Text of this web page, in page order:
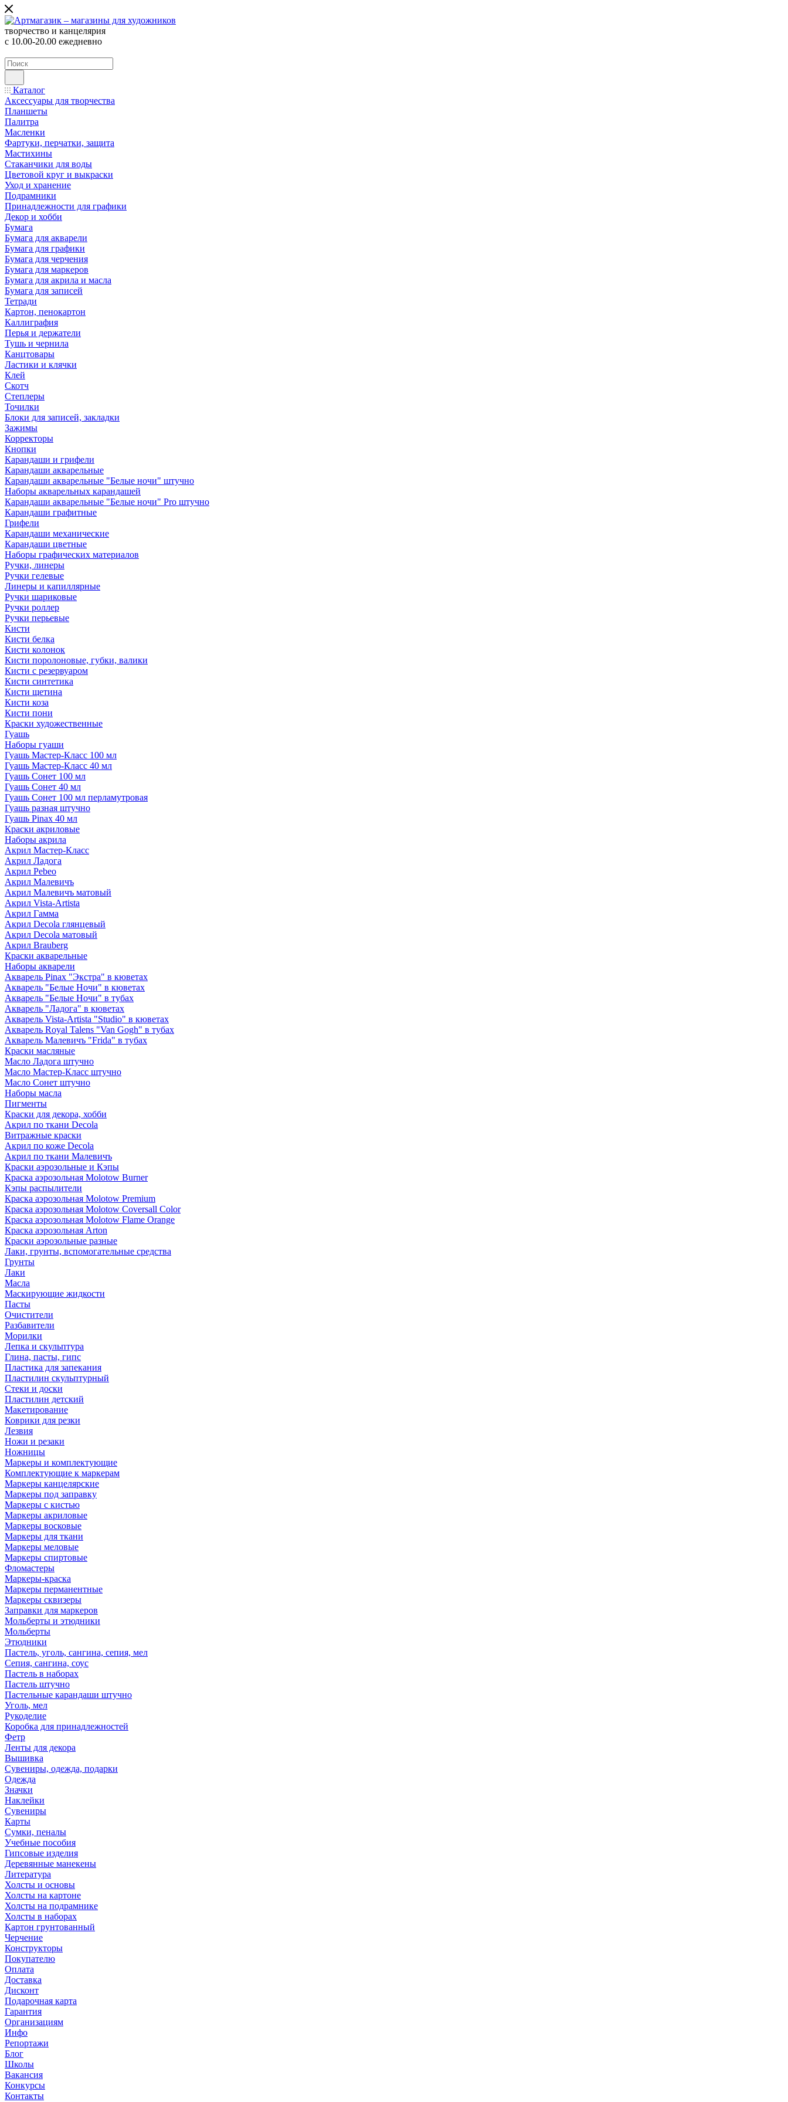
творчество и канцелярия
с 10.00-20.00 ежедневно
Каталог
Аксессуары для творчества
Планшеты
Палитра
Масленки
Фартуки, перчатки, защита
Мастихины
Стаканчики для воды
Цветовой круг и выкраски
Уход и хранение
Подрамники
Принадлежности для графики
Декор и хобби
Бумага
Бумага для акварели
Бумага для графики
Бумага для черчения
Бумага для маркеров
Бумага для акрила и масла
Бумага для записей
Тетради
Картон, пенокартон
Каллиграфия
Перья и держатели
Тушь и чернила
Канцтовары
Ластики и клячки
Клей
Скотч
Степлеры
Точилки
Блоки для записей, закладки
Зажимы
Корректоры
Кнопки
Карандаши и грифели
Карандаши акварельные
Карандаши акварельные "Белые ночи" штучно
Наборы акварельных карандашей
Карандаши акварельные "Белые ночи" Pro штучно
Карандаши графитные
Грифели
Карандаши механические
Карандаши цветные
Наборы графических материалов
Ручки, линеры
Ручки гелевые
Линеры и капиллярные
Ручки шариковые
Ручки роллер
Ручки перьевые
Кисти
Кисти белка
Кисти колонок
Кисти поролоновые, губки, валики
Кисти с резервуаром
Кисти синтетика
Кисти щетина
Кисти коза
Кисти пони
Краски художественные
Гуашь
Наборы гуаши
Гуашь Мастер-Класс 100 мл
Гуашь Мастер-Класс 40 мл
Гуашь Сонет 100 мл
Гуашь Сонет 40 мл
Гуашь Сонет 100 мл перламутровая
Гуашь разная штучно
Гуашь Pinax 40 мл
Краски акриловые
Наборы акрила
Акрил Мастер-Класс
Акрил Ладога
Акрил Pebeo
Акрил Малевичъ
Акрил Малевичъ матовый
Акрил Vista-Artista
Акрил Гамма
Акрил Decola глянцевый
Акрил Decola матовый
Акрил Brauberg
Краски акварельные
Наборы акварели
Акварель Pinax "Экстра" в кюветах
Акварель "Белые Ночи" в кюветах
Акварель "Белые Ночи" в тубах
Акварель "Ладога" в кюветах
Акварель Vista-Artista "Studio" в кюветах
Акварель Royal Talens "Van Gogh" в тубах
Акварель Малевичъ "Frida" в тубах
Краски масляные
Масло Ладога штучно
Масло Мастер-Класс штучно
Масло Сонет штучно
Наборы масла
Пигменты
Краски для декора, хобби
Акрил по ткани Decola
Витражные краски
Акрил по коже Decola
Акрил по ткани Малевичъ
Краски аэрозольные и Кэпы
Краска аэрозольная Molotow Burner
Кэпы распылители
Краска аэрозольная Molotow Premium
Краска аэрозольная Molotow Coversall Color
Краска аэрозольная Molotow Flame Orange
Краска аэрозольная Arton
Краски аэрозольные разные
Лаки, грунты, вспомогательные средства
Грунты
Лаки
Масла
Маскирующие жидкости
Пасты
Очистители
Разбавители
Морилки
Лепка и скульптура
Глина, пасты, гипс
Пластика для запекания
Пластилин скульптурный
Стеки и доски
Пластилин детский
Макетирование
Коврики для резки
Лезвия
Ножи и резаки
Ножницы
Маркеры и комплектующие
Комплектующие к маркерам
Маркеры канцелярские
Маркеры под заправку
Маркеры с кистью
Маркеры акриловые
Маркеры восковые
Маркеры для ткани
Маркеры меловые
Маркеры спиртовые
Фломастеры
Маркеры-краска
Маркеры перманентные
Маркеры сквизеры
Заправки для маркеров
Мольберты и этюдники
Мольберты
Этюдники
Пастель, уголь, сангина, сепия, мел
Сепия, сангина, соус
Пастель в наборах
Пастель штучно
Пастельные карандаши штучно
Уголь, мел
Рукоделие
Коробка для принадлежностей
Фетр
Ленты для декора
Вышивка
Сувениры, одежда, подарки
Одежда
Значки
Наклейки
Сувениры
Карты
Сумки, пеналы
Учебные пособия
Гипсовые изделия
Деревянные манекены
Литература
Холсты и основы
Холсты на картоне
Холсты на подрамнике
Холсты в наборах
Картон грунтованный
Черчение
Конструкторы
Покупателю
Оплата
Доставка
Дисконт
Подарочная карта
Гарантия
Организациям
Инфо
Репортажи
Блог
Школы
Вакансия
Конкурсы
Контакты